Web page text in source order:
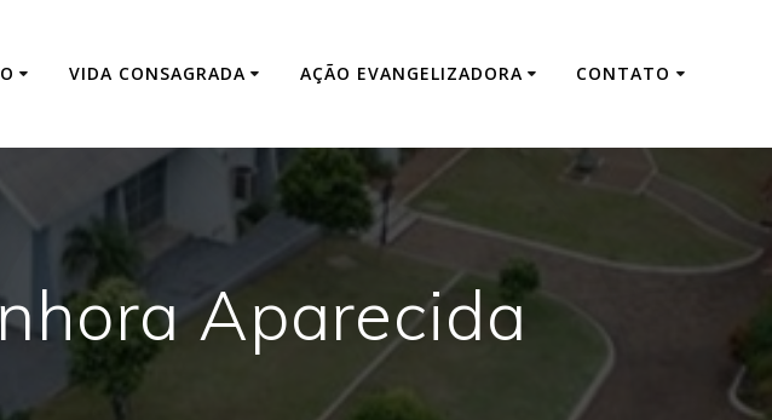
VIDA CONSAGRADA AÇÃO EVANGELIZADORA CONTATO
Aparecida